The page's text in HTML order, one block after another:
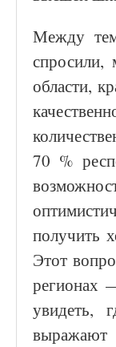
Между
спросили,
области,
70 %
получить
Этот
регионах
увидеть,
выражают